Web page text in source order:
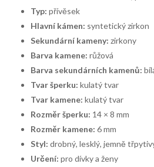
Typ: přívěsek
Hlavní kámen: syntetický zirkon
Sekundární kameny: zirkony
Barva kamene: růžová
Barva sekundárních kamenů:
Tvar šperku: kulatý tvar
Tvar kamene: kulatý tvar
Rozměr šperku: 14 × 8 mm
Rozměr kamene: 6 mm
Styl: drobný, lesklý, jemně
Určení: pro dívky a ženy